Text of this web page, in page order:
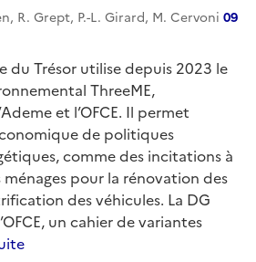
R. Grept, P.-L. Girard, M. Cervoni 09
du Trésor utilise depuis 2023 le
ThreeME,
et l’OFCE. Il permet
de politiques
comme des incitations à
ménages pour la rénovation des
des véhicules. La DG
un cahier de variantes